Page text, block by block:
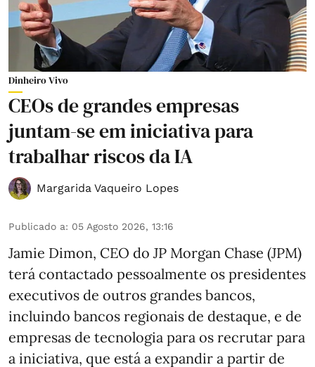
Dinheiro Vivo
CEOs de grandes empresas
juntam-se em iniciativa para
trabalhar riscos da IA
Margarida Vaqueiro Lopes
Publicado a: 05 Agosto 2026, 13:16
Jamie Dimon, CEO do JP Morgan Chase (JPM)
terá contactado pessoalmente os presidentes
executivos de outros grandes bancos,
incluindo bancos regionais de destaque, e de
empresas de tecnologia para os recrutar para
a iniciativa, que está a expandir a partir de